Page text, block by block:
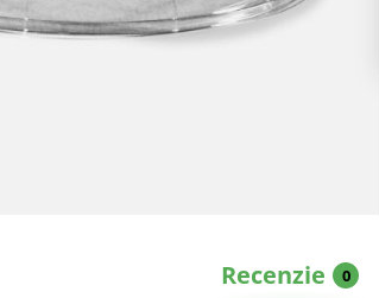
Recenzie 0